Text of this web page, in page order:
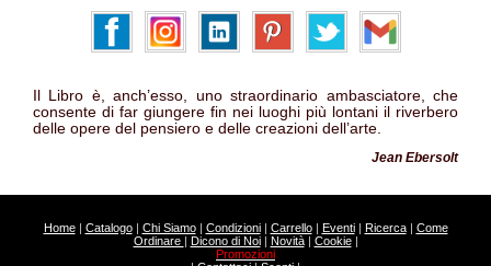
Il Libro è, anch’esso, uno straordinario ambasciatore, che
consente di far giungere fin nei luoghi più lontani il riverbero
delle opere del pensiero e delle creazioni dell’arte.
Jean Ebersolt
Home| Catalogo| Chi Siamo| Condizioni| Carrello| Eventi| Ricerca| Come
Ordinare
Dicono di Noi| Novità| Cookie|
Promozioni